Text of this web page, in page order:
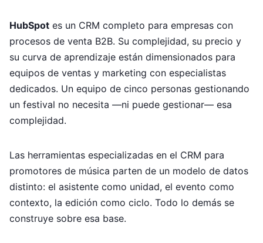
HubSpot es un CRM completo para empresas con
procesos de venta B2B. Su complejidad, su precio y
su curva de aprendizaje están dimensionados para
equipos de ventas y marketing con especialistas
dedicados. Un equipo de cinco personas gestionando
un festival no necesita —ni puede gestionar— esa
complejidad.
Las herramientas especializadas en el CRM para
promotores de música parten de un modelo de datos
distinto: el asistente como unidad, el evento como
contexto, la edición como ciclo. Todo lo demás se
construye sobre esa base.